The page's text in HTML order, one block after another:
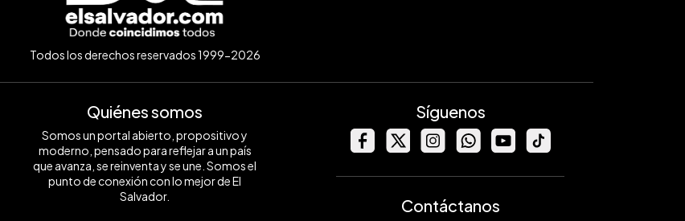
Todos los derechos reservados 1999-2026
Quiénes somos
Somos un portal abierto, propositivo y
moderno, pensado para reflejar a un país
que avanza, se reinventa y se une. Somos el
punto de conexión con lo mejor de El
Salvador.
Síguenos
Contáctanos